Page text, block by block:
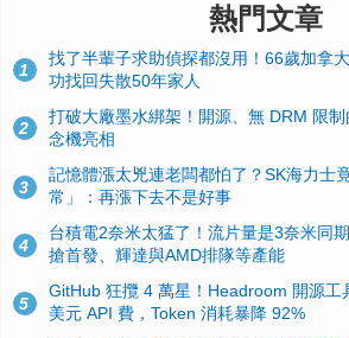
熱門文章
1
找了半輩子求助偵探都沒用！66歲加拿
功找回失散50年家人
2
打破大廠墨水綁架！開源、無 DRM 限
念機亮相
3
記憶體漲太兇連老闆都怕了？SK海力士
常」：再漲下去不是好事
4
台積電2奈米太猛了！流片量是3奈米同
搶首發、輝達與AMD排隊等產能
5
GitHub 狂攬 4 萬星！Headroom 開源工
美元 API 費，Token 消耗暴降 92%